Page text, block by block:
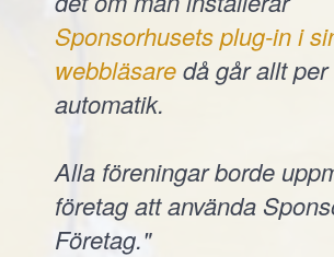
Sponsorhusets plug-in i
webbläsaredå går allt per
automatik.
Alla föreningar borde
företag att använda
Företag."